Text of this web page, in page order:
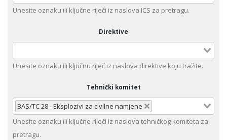
Unesite оznaku ili ključne riječi iz naslova ICS za pretragu.
Direktive
Unеsitе oznaku ili klјučnu rijеč iz nаslоvа dirеktivе kојu trаžitе.
Tehnički komitet
BAS/TC 28 - Eksplozivi za civilne namjene
Unesite оznaku ili ključne riječi iz naslova tehničkog komiteta za
pretragu.